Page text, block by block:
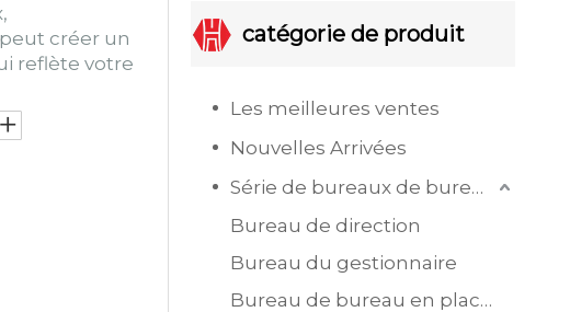
créer un
reflète votre
catégorie de produit
Les meilleures ventes
Nouvelles Arrivées
Série de bureaux de bureau
Bureau de direction
Bureau du gestionnaire
Bureau de bureau en placage MDF